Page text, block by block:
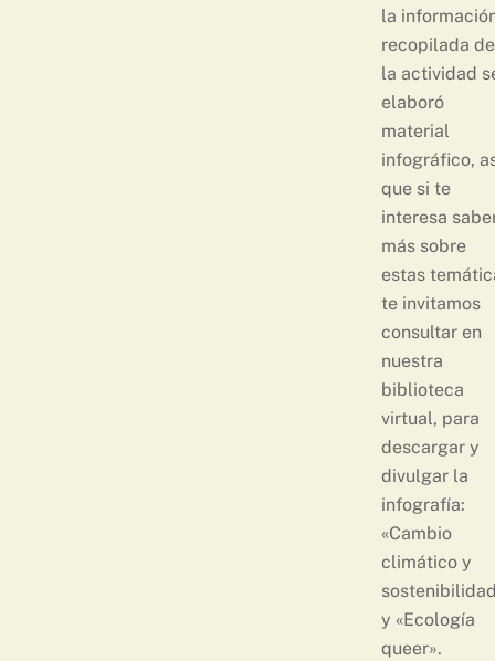
la
recopilada de
la actividad
elaboró
material
infográfico,
que si te
interesa
más sobre
estas
te invitamos
consultar en
nuestra
biblioteca
virtual, para
descargar y
divulgar la
infografía:
«Cambio
climático y
y «Ecología
queer».